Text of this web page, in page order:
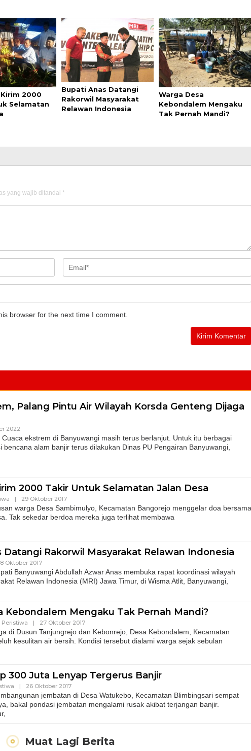
2000
Selamatan
Bupati Anas Datangi
Rakorwil Masyarakat
Relawan Indonesia
Warga Desa
Kebondalem Mengaku
Tak Pernah Mandi?
yang wajib ditandai *
browser for the next time I comment.
Palang Pintu Air Wilayah Korsda Genteng Dijaga
2022
Cuaca ekstrem di Banyuwangi masih terus berlanjut. Untuk itu berbagai
bencana alam banjir terus dilakukan Dinas PU Pengairan Banyuwangi,
2000 Takir Untuk Selamatan Jalan Desa
| 29 Oktober 2017
warga Desa Sambimulyo, Kecamatan Bangorejo menggelar doa bersama
Tak sekedar berdoa mereka juga terlihat membawa
Datangi Rakorwil Masyarakat Relawan Indonesia
Oktober 2017
Banyuwangi Abdullah Azwar Anas membuka rapat koordinasi wilayah
Relawan Indonesia (MRI) Jawa Timur, di Wisma Atlit, Banyuwangi,
Kebondalem Mengaku Tak Pernah Mandi?
Peristiwa | 27 Oktober 2017
di Dusun Tanjungrejo dan Kebonrejo, Desa Kebondalem, Kecamatan
kesulitan air bersih. Kondisi tersebut dialami warga sejak sebulan
300 Juta Lenyap Tergerus Banjir
| 26 Oktober 2017
jembatan di Desa Watukebo, Kecamatan Blimbingsari sempat
bakal pondasi jembatan mengalami rusak akibat terjangan banjir.
Muat Lagi Berita